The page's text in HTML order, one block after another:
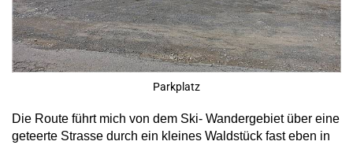
Parkplatz
Die Route führt mich von dem Ski- Wandergebiet über eine
geteerte Strasse durch ein kleines Waldstück fast eben in